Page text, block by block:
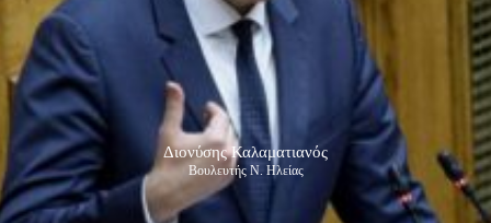
Διονύσης Καλαματιανός
Βουλευτής Ν. Ηλείας